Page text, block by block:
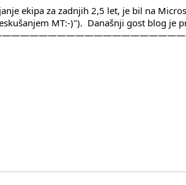
ekipa za zadnjih 2,5 let, je bil na
MT:-)"). Današnji gost blog je